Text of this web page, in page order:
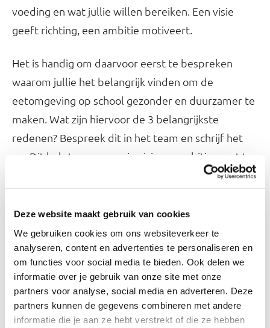
Deze website maakt gebruik van cookies
We gebruiken cookies om ons websiteverkeer te
analyseren, content en advertenties te personaliseren en
om functies voor social media te bieden. Ook delen we
informatie over je gebruik van onze site met onze
partners voor analyse, social media en adverteren. Deze
partners kunnen de gegevens combineren met andere
informatie die je aan ze hebt verstrekt of die ze hebben
voeding en wat jullie willen bereiken. Een visie
geeft richting, een ambitie motiveert.
Het is handig om daarvoor eerst te bespreken
waarom jullie het belangrijk vinden om de
eetomgeving op school gezonder en duurzamer te
maken. Wat zijn hiervoor de 3 belangrijkste
redenen? Bespreek dit in het team en schrijf het
op. Dit helpt om samen je visie en ambities vast te
Voorbeeld visie: “Wij maken onze leerlingen
bewust van hoe een gezonde leefstijl voor mens
en planeet eruitziet.”
Voorbeeld ambitie: “Wij willen elk schooljaar
stappen zetten richting een gezondere en
duurzamere eetomgeving en voedseleducatie
borgen.”